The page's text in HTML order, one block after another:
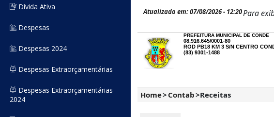
Dívida Ativa
Despesas
Despesas 2024
Despesas Extraorçamentárias
Despesas Extraorçamentárias
2024